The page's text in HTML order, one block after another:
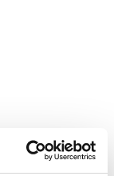
ULTIMATE